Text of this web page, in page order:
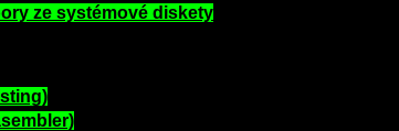
ze systémové diskety